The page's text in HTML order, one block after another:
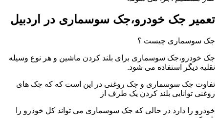
تعمیر جک خودرو،جک سوسماری در اردبیل
جک سوسماری چیست ؟
جک خودرو،جک سوسماری برای بلند کردن ماشین و هر نوع وسیله
نقلیه دیگر استفاده می شود.
تفاوت جک سوسماری و جک روغنی در این است که که جک های
روغنی توانایی بلند کردن یک طرف از
خودرو را دارد در حالی که جک سوسماری می تواند کل خودرو را